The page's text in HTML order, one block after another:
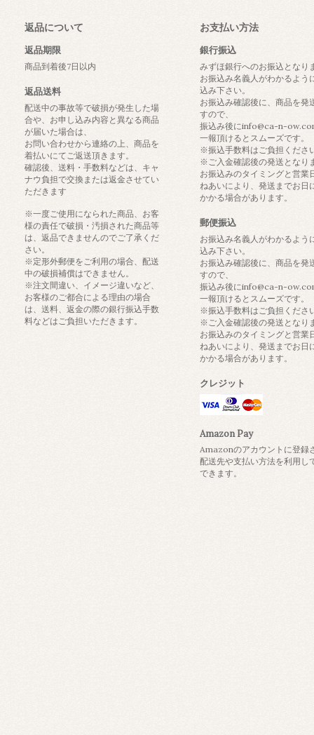
返品について
返品期限
商品到着後7日以内
返品送料
配送中の事故等で破損が発生した場
合や、お申し込み内容と異なる商品
が届いた場合は、
お問い合わせから連絡の上、商品を
着払いにてご返送頂きます。
確認後、送料・手数料などは、キャ
ナウ負担で交換または返金させてい
ただきます
※一度ご使用になられた商品、お客
様の責任で破損・汚損された商品等
は、返品できませんのでご了承くだ
さい。
※定形外郵便をご利用の場合、配送
中の破損補償はできません。
※注文間違い、イメージ違いなど、
お客様のご都合による理由の場合
は、送料、返金の際の銀行振込手数
料などはご負担いただきます。
お支払い方法
銀行振込
みずほ銀行へのお振込となり
お振込み名義人がわかるよう
込み下さい。
お振込み確認後に、商品を発
すので、
振込み後にinfo@ca-n-
一報頂けるとスムーズです。
※振込手数料はご負担くださ
※ご入金確認後の発送となり
お振込みのタイミングと営業
ねあいにより、発送までお日
かかる場合があります。
郵便振込
お振込み名義人がわかるよう
込み下さい。
お振込み確認後に、商品を発
すので、
振込み後にinfo@ca-n-
一報頂けるとスムーズです。
※振込手数料はご負担くださ
※ご入金確認後の発送となり
お振込みのタイミングと営業
ねあいにより、発送までお日
かかる場合があります。
クレジット
Amazon Pay
Amazonのアカウントに登録
配送先や支払い方法を利用し
できます。